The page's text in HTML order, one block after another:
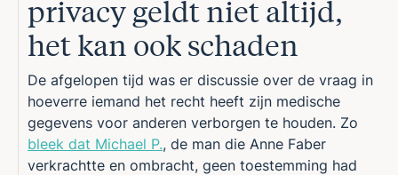
privacy geldt niet altijd,
het kan ook schaden
De afgelopen tijd was er discussie over de vraag in
hoeverre iemand het recht heeft zijn medische
gegevens voor anderen verborgen te houden. Zo
bleek dat Michael P., de man die Anne Faber
verkrachtte en ombracht, geen toestemming had